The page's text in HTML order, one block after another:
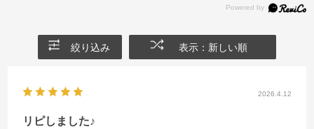
絞り込み 表示：新しい順
2026.4.12
リピしました♪